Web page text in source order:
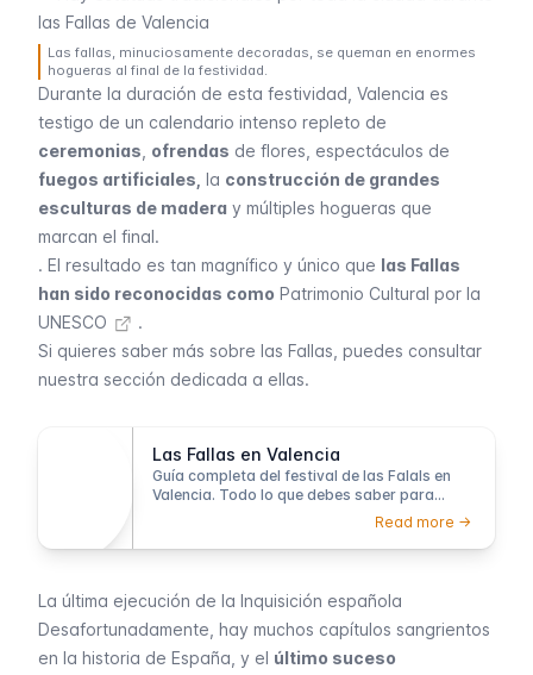
Las fallas, minuciosamente decoradas, se queman en enormes
hogueras al final de la festividad.
Durante la duración de esta festividad, Valencia es
testigo de un calendario intenso repleto de
ceremonias ofrendas de flores, espectáculos de
fuegos artificiales, la construcción de grandes
esculturas de madera y múltiples hogueras que
marcan el final.
. El resultado es tan magnífico y único que las Fallas
han sido reconocidas como Patrimonio Cultural por la
UNESCO
.
Si quieres saber más sobre las Fallas, puedes consultar
nuestra sección dedicada a ellas.
Las Fallas en Valencia
Guía completa del festival de las Falals en
Valencia. Todo lo que debes saber para
disfrutar uno de los festivales másRead more ->
La última ejecución de la Inquisición española
Desafortunadamente, hay muchos capítulos sangrientos
en la historia de España, y el último suceso